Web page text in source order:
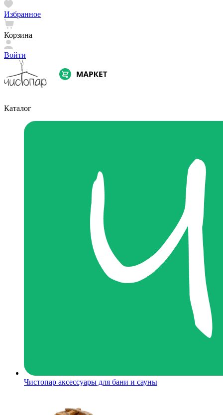
Избранное
Корзина
Войти
Каталог
Чистопар аксессуары для бани и сауны